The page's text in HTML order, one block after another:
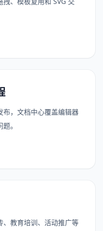
布，文档中心覆盖编辑器
。
、教育培训、活动推广等